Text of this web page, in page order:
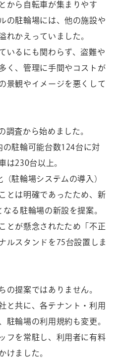
から自転車が集まりやす
の駐輪場には、他の施設や
れかえっていました。
いるにも関わらず、盗難や
く、管理に手間やコストが
景観やイメージを悪くして
調査から始めました。
駐輪可能台数124台に対
は230台以上。
駐輪場システムの導入）
とは明確であったため、新
る駐輪場の新設を提案。
とが懸念されたため「不正
ルスタンドを75台設置しま
の提案ではありません。
と共に、各テナント・利用
駐輪場の利用規約も変更。
フを常駐し、利用者に有料
けました。